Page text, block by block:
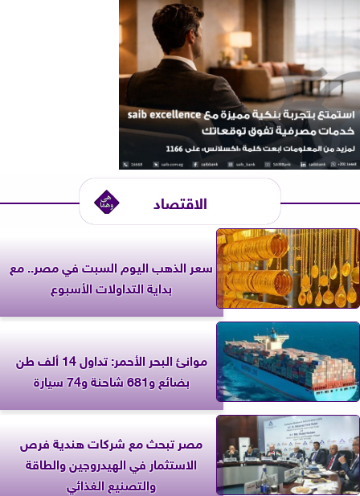
الاقتصاد
سعر الذهب اليوم السبت في مصر.. مع
بداية التداولات الأسبوع
موانئ البحر الأحمر: تداول 14 ألف طن
بضائع و681 شاحنة و74 سيارة
مصر تبحث مع شركات هندية فرص
الاستثمار في الهيدروجين والطاقة
والتصنيع الغذائي